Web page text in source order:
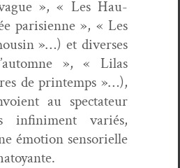
», « Les Hau­
parisi­enne », « Les
»…) et divers­es
», « Lilas
de print­emps »…),
au spec­ta­teur
infin­i­ment var­iés,
émo­tion sen­sorielle